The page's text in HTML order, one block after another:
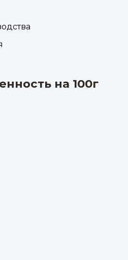
на 100г